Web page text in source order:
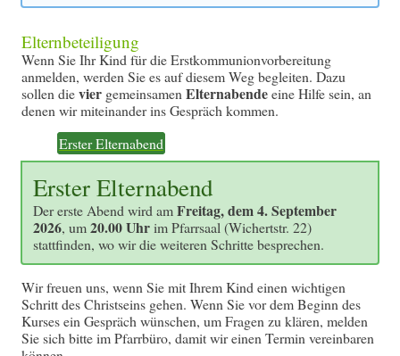
Elternbeteiligung
Wenn Sie Ihr Kind für die Erstkommunionvorbereitung
anmelden, werden Sie es auf diesem Weg begleiten. Dazu
sollen dieviergemeinsamen Elternabendeeine Hilfe sein, an
denen wir miteinander ins Gespräch kommen.
Erster Elternabend
Erster Elternabend
Der erste Abend wird amFreitag, dem 4. September
2026, um20.00 Uhrim Pfarrsaal (Wichertstr. 22)
stattfinden, wo wir die weiteren Schritte besprechen.
Wir freuen uns, wenn Sie mit Ihrem Kind einen wichtigen
Schritt des Christseins gehen. Wenn Sie vor dem Beginn des
Kurses ein Gespräch wünschen, um Fragen zu klären, melden
Sie sich bitte im Pfarrbüro, damit wir einen Termin vereinbaren